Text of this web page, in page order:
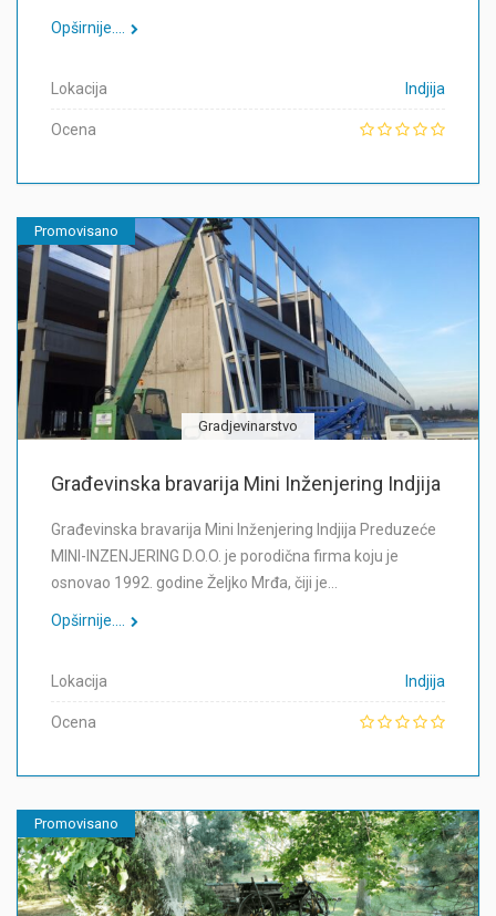
Opširnije....
Lokacija Indjija
Ocena
Promovisano
Gradjevinarstvo
Građevinska bravarija Mini Inženjering Indjija
Građevinska bravarija Mini Inženjering Indjija Preduzeće
MINI-INZENJERING D.O.O. je porodična firma koju je
osnovao 1992. godine Željko Mrđa, čiji je…
Opširnije....
Lokacija Indjija
Ocena
Promovisano